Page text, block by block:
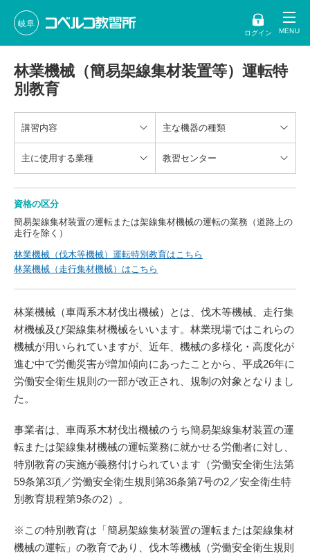
岐阜
ログイン
林業機械（簡易架線集材装置等）運転特
別教育
講習内容 主な機器の種類
主に使用する業種 教習センター
資格の区分
簡易架線集材装置の運転または架線集材機械の運転の業務（道路上の
走行を除く）
林業機械（伐木等機械）運転特別教育はこちら
林業機械（走行集材機械）はこちら
林業機械（車両系木材伐出機械）とは、伐木等機械、走行集
材機械及び架線集材機械をいいます。林業現場ではこれらの
機械が用いられていますが、近年、機械の多様化・高度化が
進む中で労働災害が増加傾向にあったことから、平成26年に
労働安全衛生規則の一部が改正され、規制の対象となりまし
た。
事業者は、車両系木材伐出機械のうち簡易架線集材装置の運
転または架線集材機械の運転業務に就かせる労働者に対し、
特別教育の実施が義務付けられています （労働安全衛生法第
59条第3項／労働安全衛生規則第36条第7号の2／安全衛生特
別教育規程第9条の2）。
※この特別教育は「簡易架線集材装置の運転または架線集材
機械の運転 」の教育であり、伐木等機械（労働安全衛生規則